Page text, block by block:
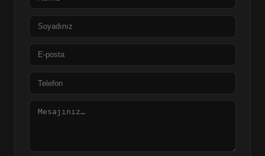
Soyad
posta
Telefon
Mesaj